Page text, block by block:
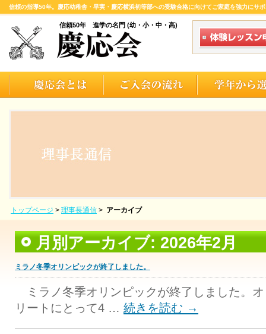
信頼の指導50年。慶応幼稚舎・早実・慶応横浜初等部への受験合格に向けてご家庭を強力にサ
信頼50年 進学の名門 (幼・小・中・高)
トップページ > 理事長通信 > アーカイブ
月別アーカイブ: 2026年2月
ミラノ冬季オリンピックが終了しました。
ミラノ冬季オリンピックが終了しました。
リートにとって4 … 続きを読む →